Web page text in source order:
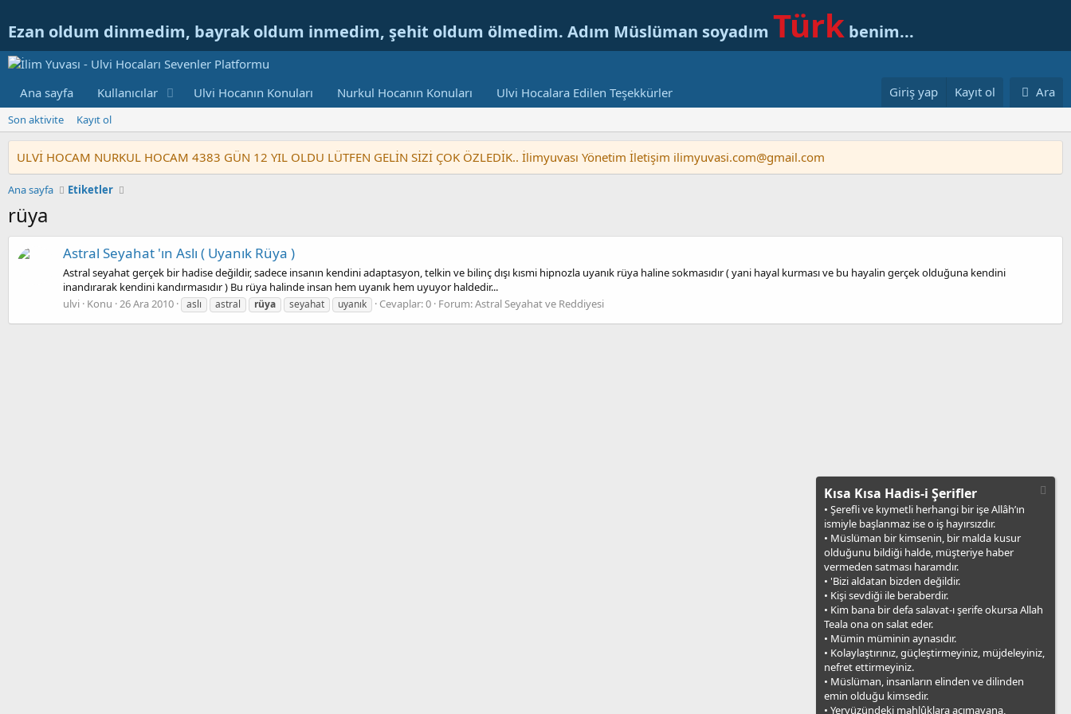
Ezan oldum dinmedim, bayrak oldum inmedim, şehit oldum ölmedim. Adım Müslüman soyadım Türk benim...
Ana sayfa Kullanıcılar Ulvi Hocanın Konuları Nurkul Hocanın Konuları Ulvi Hocalara Edilen Teşekkürler Giriş yap Kayıt ol Ara
Son aktivite Kayıt ol
ULVİ HOCAM NURKUL HOCAM 4383 GÜN 12 YIL OLDU LÜTFEN GELİN SİZİ ÇOK ÖZLEDİK.. İlimyuvası Yönetim İletişim ilimyuvasi.com@gmail.com
Ana sayfa Etiketler
rüya
Astral Seyahat 'ın Aslı ( Uyanık Rüya )
Astral seyahat gerçek bir hadise değildir, sadece insanın kendini adaptasyon, telkin ve bilinç dışı kısmi hipnozla uyanık rüya haline sokmasıdır ( yani hayal kurması ve bu hayalin gerçek olduğuna kendini
inandırarak kendini kandırmasıdır ) Bu rüya halinde insan hem uyanık hem uyuyor haldedir...
ulvi Konu 26 Ara 2010 aslı astral rüya seyahat uyanık Cevaplar: 0 Forum:Astral Seyahat ve Reddiyesi
Kısa Kısa Hadis-i Şerifler
• Şerefli ve kıymetli herhangi bir işe Allâh’ın
ismiyle başlanmaz ise o iş hayırsızdır.
• Müslüman bir kimsenin, bir malda kusur
olduğunu bildiği halde, müşteriye haber
vermeden satması haramdır.
• 'Bizi aldatan bizden değildir.
• Kişi sevdiği ile beraberdir.
• Kim bana bir defa salavat-ı şerife okursa Allah
Teala ona on salat eder.
• Mümin müminin aynasıdır.
• Kolaylaştırınız, güçleştirmeyiniz, müjdeleyiniz,
nefret ettirmeyiniz.
• Müslüman, insanların elinden ve dilinden
emin olduğu kimsedir.
• Yeryüzündeki mahlûklara acımayana,